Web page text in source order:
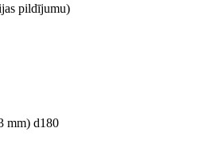
pildījumu)
mm) d180